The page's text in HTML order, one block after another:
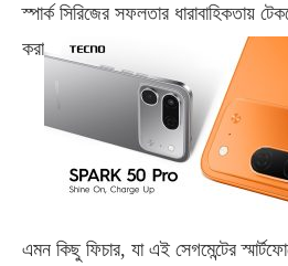
স্পার্ক সিরিজের সফলতার ধারাবাহিকতায়
করা
এমন কিছু ফিচার, যা এই সেগমেন্টের